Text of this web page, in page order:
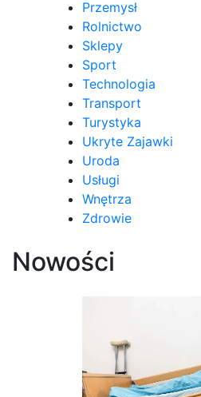
Przemysł
Rolnictwo
Sklepy
Sport
Technologia
Transport
Turystyka
Ukryte Zajawki
Uroda
Usługi
Wnętrza
Zdrowie
Nowości